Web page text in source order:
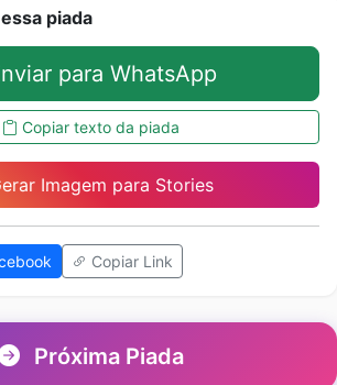
piada
para WhatsApp
Copiar texto da piada
Imagem para Stories
Copiar Link
Próxima Piada